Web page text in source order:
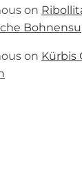
on
on Kürbis